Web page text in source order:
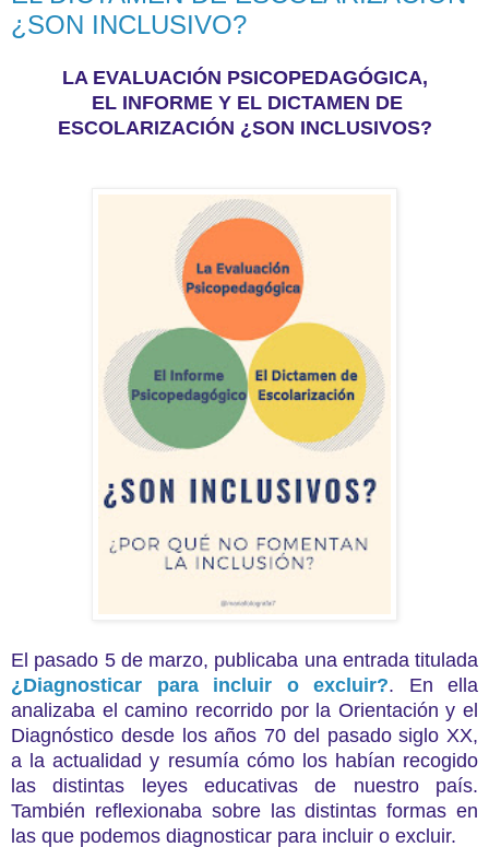
¿SON INCLUSIVO?
LA EVALUACIÓN PSICOPEDAGÓGICA,
EL INFORME Y EL DICTAMEN DE
ESCOLARIZACIÓN ¿SON INCLUSIVOS?
El pasado 5 de marzo, publicaba una entrada titulada
¿Diagnosticar para incluir o excluir?. En ella
analizaba el camino recorrido por la Orientación y el
Diagnóstico desde los años 70 del pasado siglo XX,
a la actualidad y resumía cómo los habían recogido
las distintas leyes educativas de nuestro país.
También reflexionaba sobre las distintas formas en
las que podemos diagnosticar para incluir o excluir.